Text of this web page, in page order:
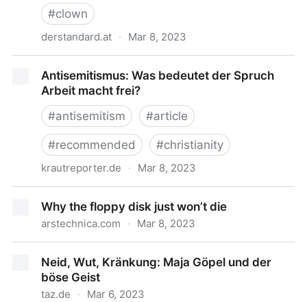
#clown
derstandard.at · Mar 8, 2023
Antisemitismus: Was bedeutet der Spruch
Arbeit macht frei?
#antisemitism #article
#recommended #christianity
krautreporter.de · Mar 8, 2023
macht frei?
Why the floppy disk just won’t die
arstechnica.com · Mar 8, 2023
Neid, Wut, Kränkung: Maja Göpel und der
böse Geist
taz.de · Mar 6, 2023